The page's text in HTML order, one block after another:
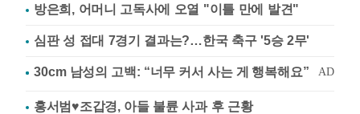
방은희, 어머니 고독사에 오열 "이틀 만에 발견"
심판 성 접대 7경기 결과는?…한국 축구 '5승 2무'
홍서범♥조갑경, 아들 불륜 사과 후 근황